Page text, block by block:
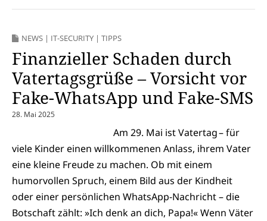
NEWS | IT-SECURITY | TIPPS
Finanzieller Schaden durch
Vatertagsgrüße – Vorsicht vor
Fake-WhatsApp und Fake-SMS
28. Mai 2025
Am 29. Mai ist Vatertag – für
viele Kinder einen willkommenen Anlass, ihrem Vater
eine kleine Freude zu machen. Ob mit einem
humorvollen Spruch, einem Bild aus der Kindheit
oder einer persönlichen WhatsApp-Nachricht – die
Botschaft zählt: »Ich denk an dich, Papa!« Wenn Väter